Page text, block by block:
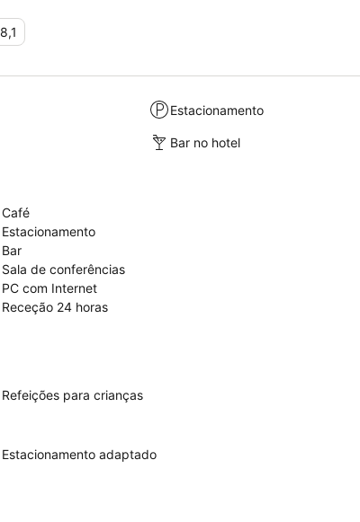
8,1
Estacionamento
Bar no hotel
Café
Estacionamento
Bar
Sala de conferências
PC com Internet
Receção 24 horas
Refeições para crianças
Estacionamento adaptado